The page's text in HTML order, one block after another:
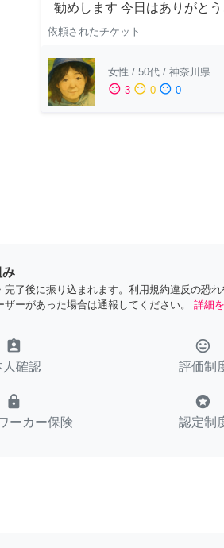
勧めします 今日はありがと
依頼されたチケット
女性 / 50代 / 神奈川県
sentiment_satisfied 3 sentiment_neutral 0 sentiment_dissatisfied 0
み
了後に振り込まれます。利用規約違反の恐れ
ーがあった場合は通報してください。
詳細
assignment_ind
人確認
tag_faces
評価制
lock
ーカー保険
stars
認定制